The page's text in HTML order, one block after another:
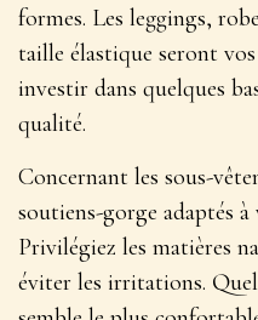
formes. Les leggings,
taille élastique seront
investir dans quelques
qualité.
Concernant les sous-
soutiens-gorge adaptés
Privilégiez les matières
éviter les irritations.